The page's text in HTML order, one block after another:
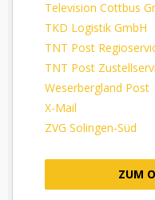
Television Cottbus
TKD Logistik GmbH
TNT Post
TNT Post
Weserbergland Post
X-Mail
ZVG Solingen-Süd
ZUM